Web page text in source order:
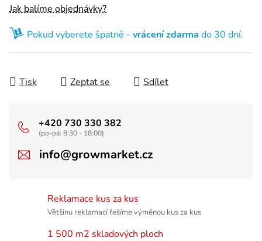
Jak balíme objednávky?
Pokud vyberete špatně - vrácení zdarma do 30 dní.
Tisk Zeptat se Sdílet
+420 730 330 382
(po-pá: 8:30 - 18:00)
info@growmarket.cz
Reklamace kus za kus
Většinu reklamací řešíme výměnou kus za kus
1 500 m2 skladových ploch